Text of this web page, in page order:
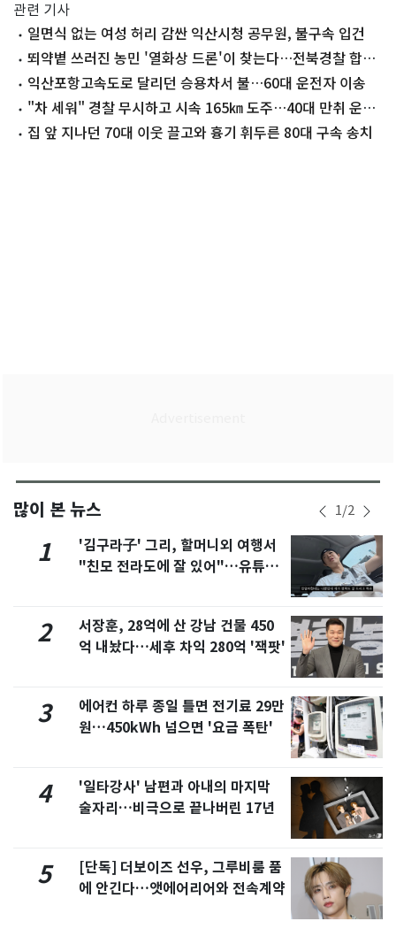
관련 기사
일면식 없는 여성 허리 감싼 익산시청 공무원, 불구속 입건
뙤약볕 쓰러진 농민 '열화상 드론'이 찾는다…전북경찰 합동
순찰익산포항고속도로 달리던 승용차서 불…60대 운전자 이송
"차 세워" 경찰 무시하고 시속 165㎞ 도주…40대 만취 운전
자 검거
집 앞 지나던 70대 이웃 끌고와 흉기 휘두른 80대 구속 송치
많이 본 뉴스 1/2
1
'김구라子' 그리, 할머니외 여행서
"친모 전라도에 잘 있어"…유튜브
2
서장훈, 28억에 산 강남 건물 450
억 내놨다…세후 차익 280억 '잭팟'
3
에어컨 하루 종일 틀면 전기료 29만
원…450kWh 넘으면 '요금 폭탄'
4
'일타강사' 남편과 아내의 마지막
술자리…비극으로 끝나버린 17년
5
[단독] 더보이즈 선우, 그루비룸 품
에 안긴다…앳에어리어와 전속계약